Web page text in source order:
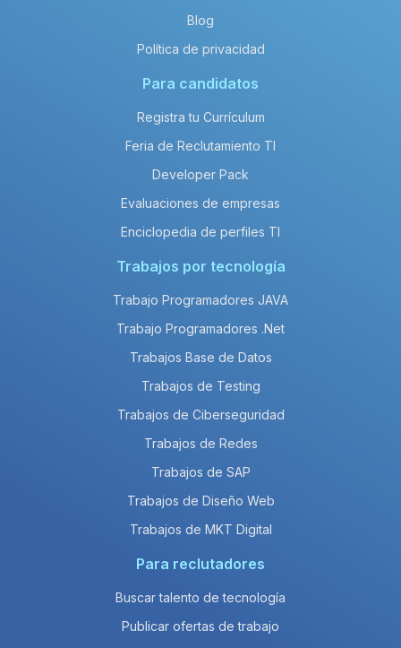
Blog
Política de privacidad
Para candidatos
Registra tu Currículum
Feria de Reclutamiento TI
Developer Pack
Evaluaciones de empresas
Enciclopedia de perfiles TI
Trabajos por tecnología
Trabajo Programadores JAVA
Trabajo Programadores .Net
Trabajos Base de Datos
Trabajos de Testing
Trabajos de Ciberseguridad
Trabajos de Redes
Trabajos de SAP
Trabajos de Diseño Web
Trabajos de MKT Digital
Para reclutadores
Buscar talento de tecnología
Publicar ofertas de trabajo